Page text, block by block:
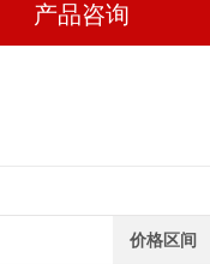
产品咨询
价格区间